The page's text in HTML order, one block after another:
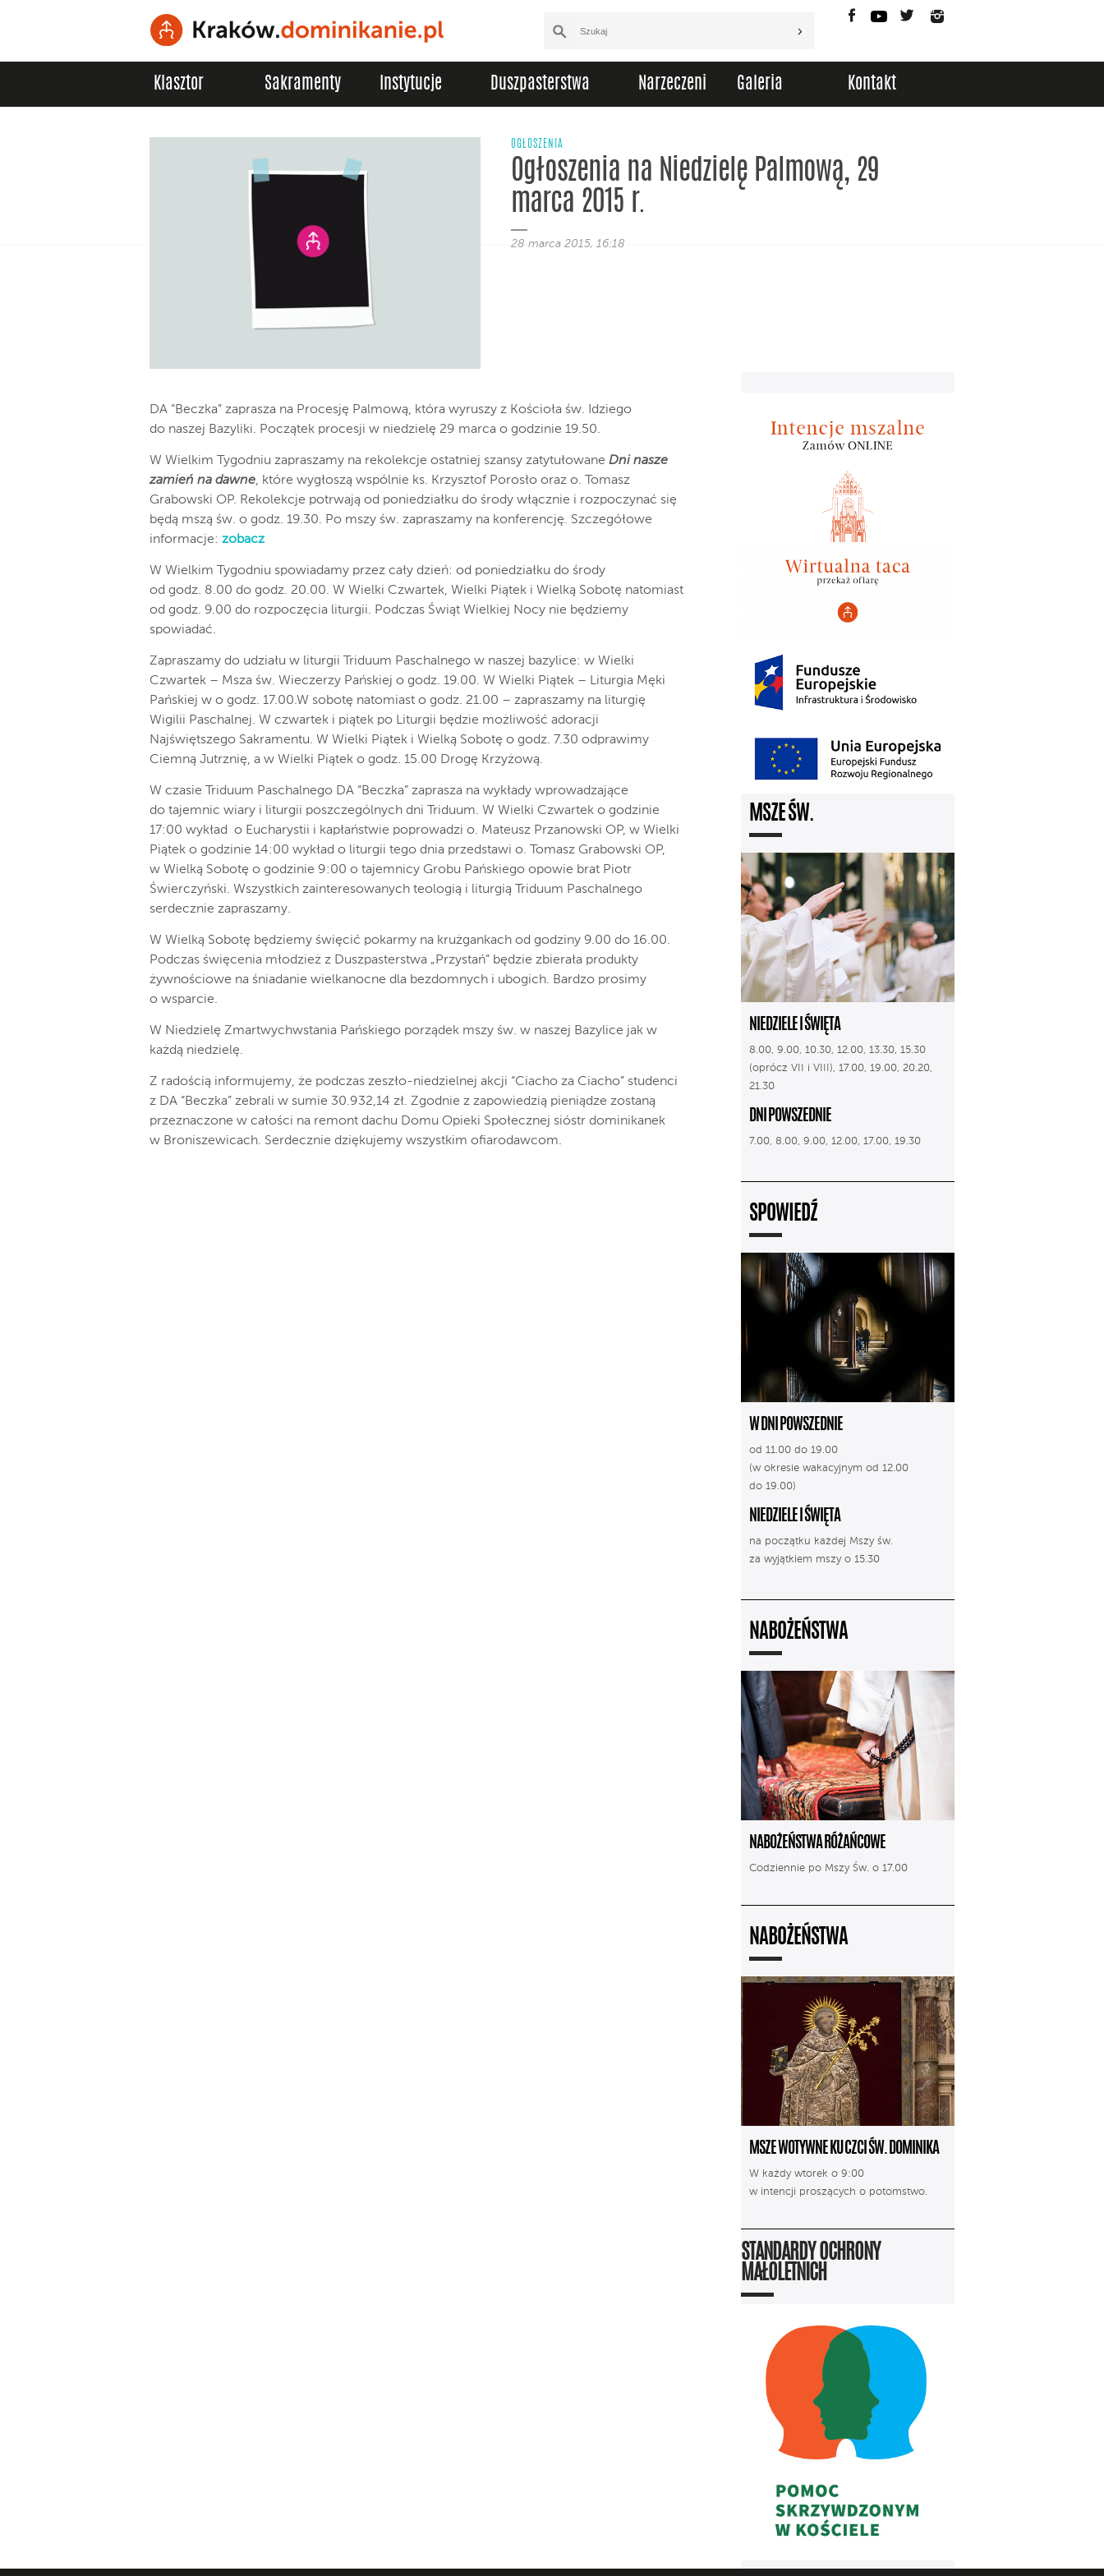
FacebookYouTubeTwitter
Klasztor Sakramenty Instytucje Duszpasterstwa Narzeczeni Galeria Kontakt
OGŁOSZENIA
Ogłoszenia na Niedzielę Palmową, 29
marca 2015 r.
28 marca 2015, 16:18
DA “Beczka” zaprasza na Procesję Palmową, która wyruszy z Kościoła św. Idziego
do naszej Bazyliki. Początek procesji w niedzielę 29 marca o godzinie 19.50.
W Wielkim Tygodniu zapraszamy na rekolekcje ostatniej szansy zatytułowane Dni nasze
zamień na dawne, które wygłoszą wspólnie ks. Krzysztof Porosło oraz o. Tomasz
Grabowski OP. Rekolekcje potrwają od poniedziałku do środy włącznie i rozpoczynać się
będą mszą św. o godz. 19.30. Po mszy św. zapraszamy na konferencję. Szczegółowe
informacje: zobacz
W Wielkim Tygodniu spowiadamy przez cały dzień: od poniedziałku do środy
od godz. 8.00 do godz. 20.00. W Wielki Czwartek, Wielki Piątek i Wielką Sobotę natomiast
od godz. 9.00 do rozpoczęcia liturgii. Podczas Świąt Wielkiej Nocy nie będziemy
spowiadać.
Zapraszamy do udziału w liturgii Triduum Paschalnego w naszej bazylice: w Wielki
Czwartek – Msza św. Wieczerzy Pańskiej o godz. 19.00. W Wielki Piątek – Liturgia Męki
Pańskiej w o godz. 17.00.W sobotę natomiast o godz. 21.00 – zapraszamy na liturgię
Wigilii Paschalnej. W czwartek i piątek po Liturgii będzie możliwość adoracji
Najświętszego Sakramentu. W Wielki Piątek i Wielką Sobotę o godz. 7.30 odprawimy
Ciemną Jutrznię, a w Wielki Piątek o godz. 15.00 Drogę Krzyżową.
W czasie Triduum Paschalnego DA “Beczka” zaprasza na wykłady wprowadzające
do tajemnic wiary i liturgii poszczególnych dni Triduum. W Wielki Czwartek o godzinie
17:00 wykład o Eucharystii i kapłaństwie poprowadzi o. Mateusz Przanowski OP, w Wielki
Piątek o godzinie 14:00 wykład o liturgii tego dnia przedstawi o. Tomasz Grabowski OP,
w Wielką Sobotę o godzinie 9:00 o tajemnicy Grobu Pańskiego opowie brat Piotr
Świerczyński. Wszystkich zainteresowanych teologią i liturgią Triduum Paschalnego
serdecznie zapraszamy.
W Wielką Sobotę będziemy święcić pokarmy na krużgankach od godziny 9.00 do 16.00.
Podczas święcenia młodzież z Duszpasterstwa „Przystań” będzie zbierała produkty
żywnościowe na śniadanie wielkanocne dla bezdomnych i ubogich. Bardzo prosimy
o wsparcie.
W Niedzielę Zmartwychwstania Pańskiego porządek mszy św. w naszej Bazylice jak w
każdą niedzielę.
Z radością informujemy, że podczas zeszło-niedzielnej akcji “Ciacho za Ciacho” studenci
z DA “Beczka” zebrali w sumie 30.932,14 zł. Zgodnie z zapowiedzią pieniądze zostaną
przeznaczone w całości na remont dachu Domu Opieki Społecznej sióstr dominikanek
w Broniszewicach. Serdecznie dziękujemy wszystkim ofiarodawcom.
MSZE ŚW.
NIEDZIELE I ŚWIĘTA
8.00, 9.00, 10.30, 12.00, 13.30, 15.30
(oprócz VII i VIII), 17.00, 19.00, 20.20,
21.30
DNI POWSZEDNIE
7.00, 8.00, 9.00, 12.00, 17.00, 19.30
SPOWIEDŹ
W DNI POWSZEDNIE
od 11.00 do 19.00
(w okresie wakacyjnym od 12.00
do 19.00)
NIEDZIELE I ŚWIĘTA
na początku każdej Mszy św.
za wyjątkiem mszy o 15.30
NABOŻEŃSTWA
NABOŻEŃSTWA RÓŻAŃCOWE
Codziennie po Mszy Św. o 17.00
NABOŻEŃSTWA
MSZE WOTYWNE KU CZCI ŚW. DOMINIKA
W każdy wtorek o 9:00
w intencji proszących o potomstwo.
STANDARDY OCHRONY
MAŁOLETNICH